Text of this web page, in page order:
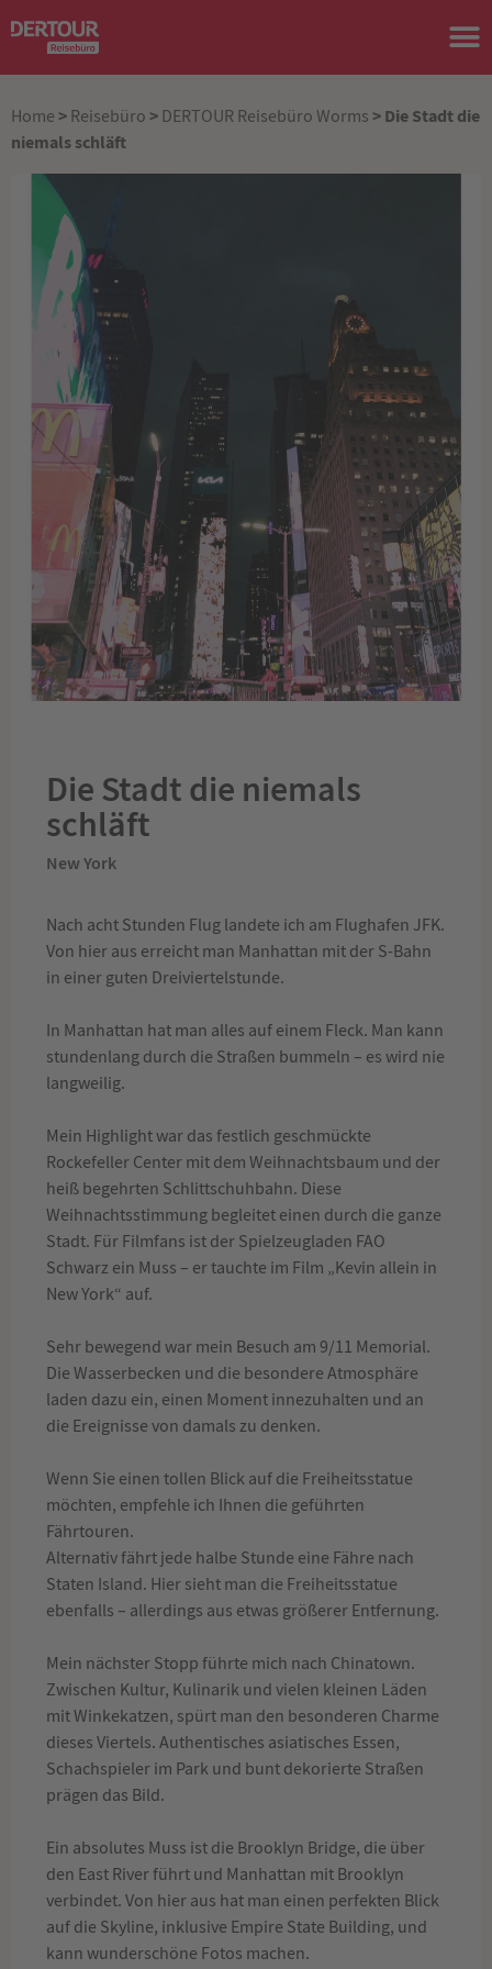
Home > Reisebüro > DERTOUR Reisebüro Worms > Die Stadt die
niemals schläft
Die Stadt die niemals
schläft
New York
Nach acht Stunden Flug landete ich am Flughafen JFK.
Von hier aus erreicht man Manhattan mit der S-Bahn
in einer guten Dreiviertelstunde.
In Manhattan hat man alles auf einem Fleck. Man kann
stundenlang durch die Straßen bummeln – es wird nie
langweilig.
Mein Highlight war das festlich geschmückte
Rockefeller Center mit dem Weihnachtsbaum und der
heiß begehrten Schlittschuhbahn. Diese
Weihnachtsstimmung begleitet einen durch die ganze
Stadt. Für Filmfans ist der Spielzeugladen FAO
Schwarz ein Muss – er tauchte im Film „Kevin allein in
New York“ auf.
Sehr bewegend war mein Besuch am 9/11 Memorial.
Die Wasserbecken und die besondere Atmosphäre
laden dazu ein, einen Moment innezuhalten und an
die Ereignisse von damals zu denken.
Wenn Sie einen tollen Blick auf die Freiheitsstatue
möchten, empfehle ich Ihnen die geführten
Fährtouren.
Alternativ fährt jede halbe Stunde eine Fähre nach
Staten Island. Hier sieht man die Freiheitsstatue
ebenfalls – allerdings aus etwas größerer Entfernung.
Mein nächster Stopp führte mich nach Chinatown.
Zwischen Kultur, Kulinarik und vielen kleinen Läden
mit Winkekatzen, spürt man den besonderen Charme
dieses Viertels. Authentisches asiatisches Essen,
Schachspieler im Park und bunt dekorierte Straßen
prägen das Bild.
Ein absolutes Muss ist die Brooklyn Bridge, die über
den East River führt und Manhattan mit Brooklyn
verbindet. Von hier aus hat man einen perfekten Blick
auf die Skyline, inklusive Empire State Building, und
kann wunderschöne Fotos machen.